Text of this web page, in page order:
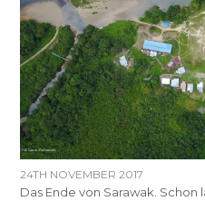
24TH NOVEMBER 2017
Das Ende von Sarawak. Schon